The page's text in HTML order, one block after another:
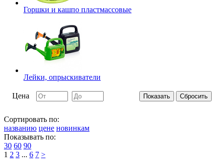
Горшки и кашпо пластмассовые
Лейки, опрыскиватели
Цена
Сортировать по:
названию цене новинкам
Показывать по:
30 60 90
1 2 3 ... 6 7 >